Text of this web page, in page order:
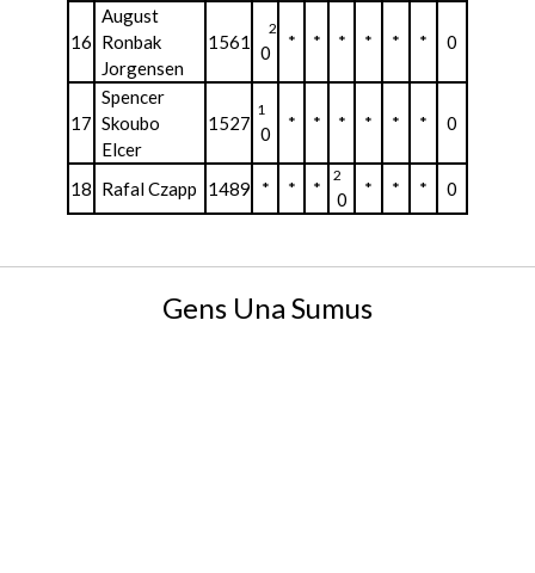
16
August
Ronbak
Jorgensen
1561
2
0 * * * * * * 0
17
Spencer
Skoubo
Elcer
1527
1
0 * * * * * * 0
18 Rafal Czapp 1489 * * *
2
0 * * * 0
Gens Una Sumus